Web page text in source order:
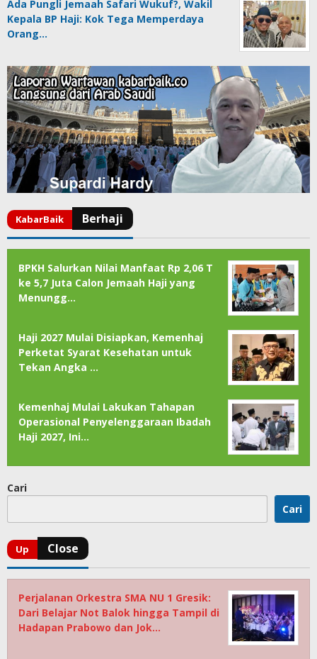
Ada Pungli Jemaah Safari Wukuf?, Wakil
Kepala BP Haji: Kok Tega Memperdaya
Orang…
BPKH Salurkan Nilai Manfaat Rp 2,06 T
ke 5,7 Juta Calon Jemaah Haji yang
Menungg…
Haji 2027 Mulai Disiapkan, Kemenhaj
Perketat Syarat Kesehatan untuk
Tekan Angka …
Kemenhaj Mulai Lakukan Tahapan
Operasional Penyelenggaraan Ibadah
Haji 2027, Ini…
Cari
Cari
Perjalanan Orkestra SMA NU 1 Gresik:
Dari Belajar Not Balok hingga Tampil di
Hadapan Prabowo dan Jok…